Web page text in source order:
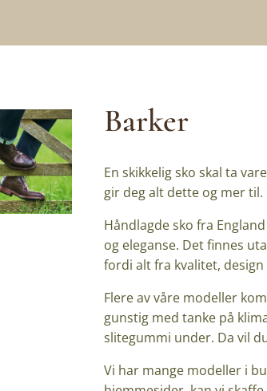
Barker
En skikkelig sko skal ta
gir deg alt dette og mer til.
Håndlagde sko fra
og eleganse. Det finnes
fordi alt fra kvalitet,
Flere av våre modeller
gunstig med tanke på
slitegummi under. Da vil
Vi har mange modeller i